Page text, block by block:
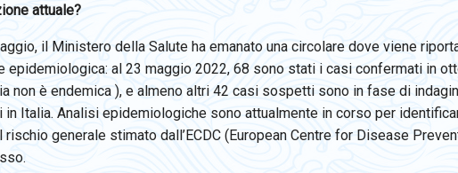
attuale?
il Ministero della Salute ha emanato una circolare dove viene
epidemiologica: al 23 maggio 2022, 68 sono stati i casi confermati in
non è endemica ), e almeno altri 42 casi sospetti sono in fase di
in Italia. Analisi epidemiologiche sono attualmente in corso per
generale stimato dall’ECDC (European Centre for Disease